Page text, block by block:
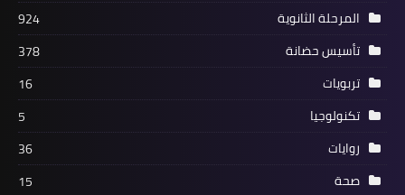
المرحلة الثانوية
924
تأسيس حضانة
378
تربويات
16
تكنولوجيا
5
روايات
36
صحة
15